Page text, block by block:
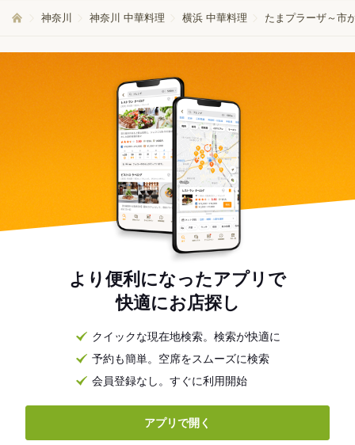
神奈川 神奈川 中華料理 横浜 中華料理 たまプラーザ～市
より便利になったアプリで
快適にお店探し
クイックな現在地検索。検索が快適に
予約も簡単。空席をスムーズに検索
会員登録なし。すぐに利用開始
アプリで開く